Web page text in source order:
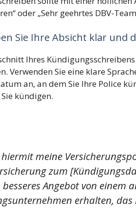
oder „Sehr geehrtes DBV-
Sie Ihre Absicht klar und
Ihres
Verwenden Sie eine klare
an, an dem Sie Ihre Police
kündigen.
meine
zum
Angebot von einem
erhalten,